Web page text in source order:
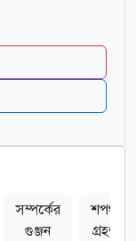
সম্পর্কের
গুঞ্জন
শপথ
গ্রহণ